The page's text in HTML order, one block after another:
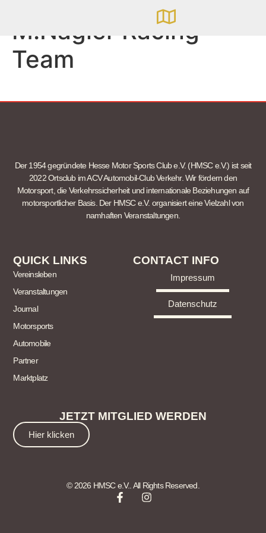
M.Nägler Racing
Team
Der 1954 gegründete Hesse Motor Sports Club e.V. (HMSC e.V.) ist seit
2022 Ortsclub im ACV Automobil-Club Verkehr. Wir fördern den
Motorsport, die Verkehrssicherheit und internationale Beziehungen auf
motorsportlicher Basis. Der HMSC e.V. organisiert eine Vielzahl von
namhaften Veranstaltungen.
QUICK LINKS
Vereinsleben
Veranstaltungen
Journal
Motorsports
Automobile
Partner
Marktplatz
CONTACT INFO
Impressum
Datenschutz
JETZT MITGLIED WERDEN
Hier klicken
© 2026 HMSC e.V.. All Rights Reserved.